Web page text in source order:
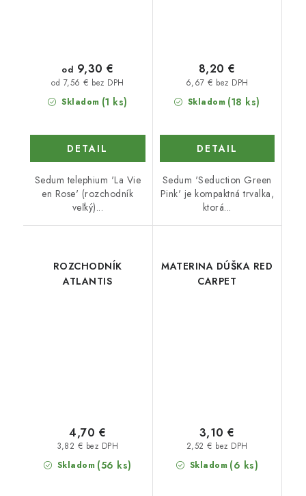
Skladom (1 ks)
od 7,56 € bez DPH
od 9,30 €
DETAIL
Sedum telephium 'La Vie
en Rose' (rozchodník
veľký)...
Skladom (18 ks)
6,67 € bez DPH
8,20 €
DETAIL
Sedum 'Seduction Green
Pink' je kompaktná trvalka,
ktorá...
ROZCHODNÍK
ATLANTIS
Skladom (56 ks)
3,82 € bez DPH
4,70 €
MATERINA DÚŠKA RED
CARPET
Skladom (6 ks)
2,52 € bez DPH
3,10 €